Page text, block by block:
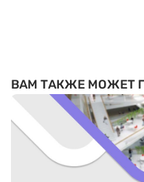
ВАМ ТАКЖЕ МОЖЕТ